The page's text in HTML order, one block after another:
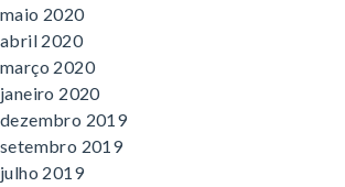
maio 2020
abril 2020
março 2020
janeiro 2020
dezembro 2019
setembro 2019
julho 2019